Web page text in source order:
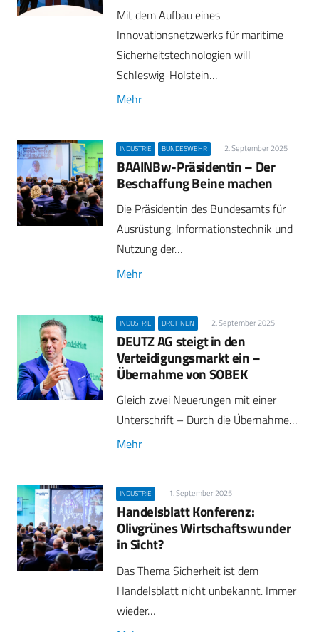
Mit dem Aufbau eines
Innovationsnetzwerks für maritime
Sicherheitstechnologien will
Schleswig-Holstein…
Mehr
INDUSTRIE BUNDESWEHR 2. September 2025
BAAINBw-Präsidentin – Der
Beschaffung Beine machen
Die Präsidentin des Bundesamts für
Ausrüstung, Informationstechnik und
Nutzung der…
Mehr
INDUSTRIE DROHNEN 2. September 2025
DEUTZ AG steigt in den
Verteidigungsmarkt ein –
Übernahme von SOBEK
Gleich zwei Neuerungen mit einer
Unterschrift – Durch die Übernahme…
Mehr
INDUSTRIE 1. September 2025
Handelsblatt Konferenz:
Olivgrünes Wirtschaftswunder
in Sicht?
Das Thema Sicherheit ist dem
Handelsblatt nicht unbekannt. Immer
wieder…